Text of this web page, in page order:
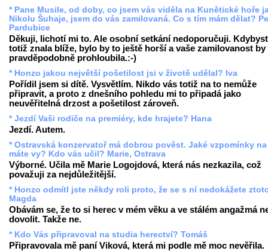
* Pane Musile, od doby, co jsem vás viděla na Kunětické hoře
Nikolu Šuhaje, jsem do vás zamilovaná. Co s tím mám dělat?
Pardubice
Děkuji, lichotí mi to. Ale osobní setkání nedoporučuji.
totiž znala blíže, bylo by to ještě horší a vaše zamilovanost by
pravděpodobně prohloubila.:-)
* Honzo jakou největší pošetilost jsi v životě udělal? Iva
Pořídil jsem si dítě. Vysvětlím. Nikdo vás totiž na to nemůže
připravit, a proto z dnešního pohledu mi to připadá jako
neuvěřitelná drzost a pošetilost zároveň.
* Jezdí Vaši rodiče na premiéry, kde hrajete? Hana
Jezdí. Autem.
* Ostravská konzervatoř má dobrou pověst. Jaké vzpomínky
máte vy? Kdo vás učil? Marie, Ostrava
Výborné. Učila mě Marie Logojdová, která nás nezkazila, což
považuji za nejdůležitější.
* Honzo odmítl jste někdy roli proto, že se s ní nedokážete
Magda
Obávám se, že to si herec v mém věku a ve stálém angažmá
dovolit. Takže ne.
* Kdo Vás připravoval na studia herectví? Tomáš
Připravovala mě paní Viková, která mi podle mě moc nevěřila.